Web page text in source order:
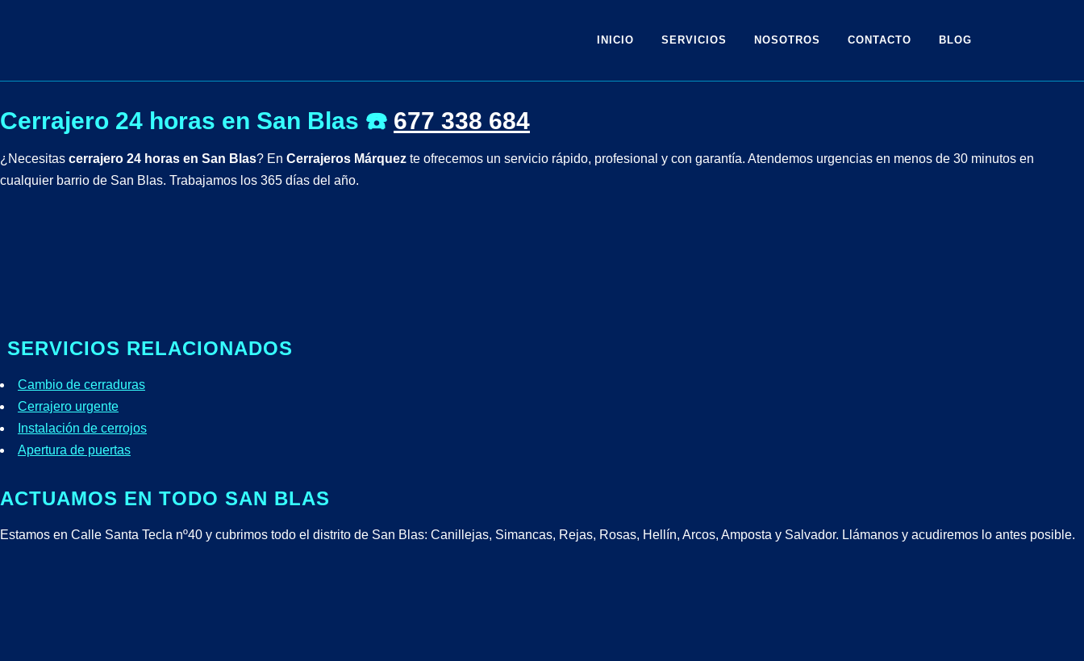
INICIO SERVICIOS NOSOTROS CONTACTO BLOG
Cerrajero 24 horas en San Blas ☎️ 677 338 684
¿Necesitas cerrajero 24 horas en San Blas? En Cerrajeros Márquez te ofrecemos un servicio rápido, profesional y con garantía. Atendemos urgencias en menos de 30 minutos en
cualquier barrio de San Blas. Trabajamos los 365 días del año.
️ SERVICIOS RELACIONADOS
Cambio de cerraduras
Cerrajero urgente
Instalación de cerrojos
Apertura de puertas
ACTUAMOS EN TODO SAN BLAS
Estamos en Calle Santa Tecla nº40 y cubrimos todo el distrito de San Blas: Canillejas, Simancas, Rejas, Rosas, Hellín, Arcos, Amposta y Salvador. Llámanos y acudiremos lo antes posible.